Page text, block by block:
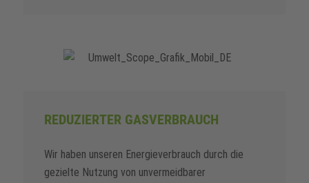
REDUZIERTER GASVERBRAUCH
Wir haben unseren Energieverbrauch durch die
gezielte Nutzung von unvermeidbarer